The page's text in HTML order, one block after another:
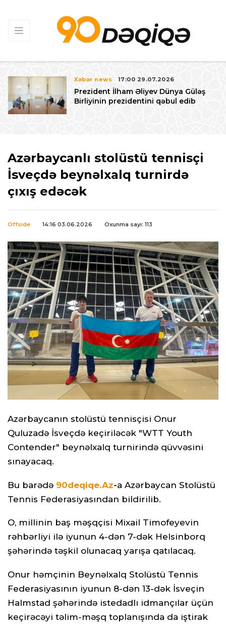
Xəbər news 17:00 29.07.2026
Prezident İlham Əliyev Dünya Güləş
Birliyinin prezidentini qəbul edib
Azərbaycanlı stolüstü tennisçi
İsveçdə beynəlxalq turnirdə
çıxış edəcək
Offside 14:16 03.06.2026 Oxunma sayı: 113
Azərbaycanın stolüstü tennisçisi Onur
Quluzadə İsveçdə keçiriləcək "WTT Youth
Contender" beynəlxalq turnirində qüvvəsini
sınayacaq.
Bu barədə 90deqiqe.Az-a Azərbaycan Stolüstü
Tennis Federasiyasından bildirilib.
O, millinin baş məşqçisi Mixail Timofeyevin
rəhbərliyi ilə iyunun 4-dən 7-dək Helsinborq
şəhərində təşkil olunacaq yarışa qatılacaq.
Onur həmçinin Beynəlxalq Stolüstü Tennis
Federasiyasının iyunun 8-dən 13-dək İsveçin
Halmstad şəhərində istedadlı idmançılar üçün
keçirəcəyi təlim-məşq toplanışında da iştirak